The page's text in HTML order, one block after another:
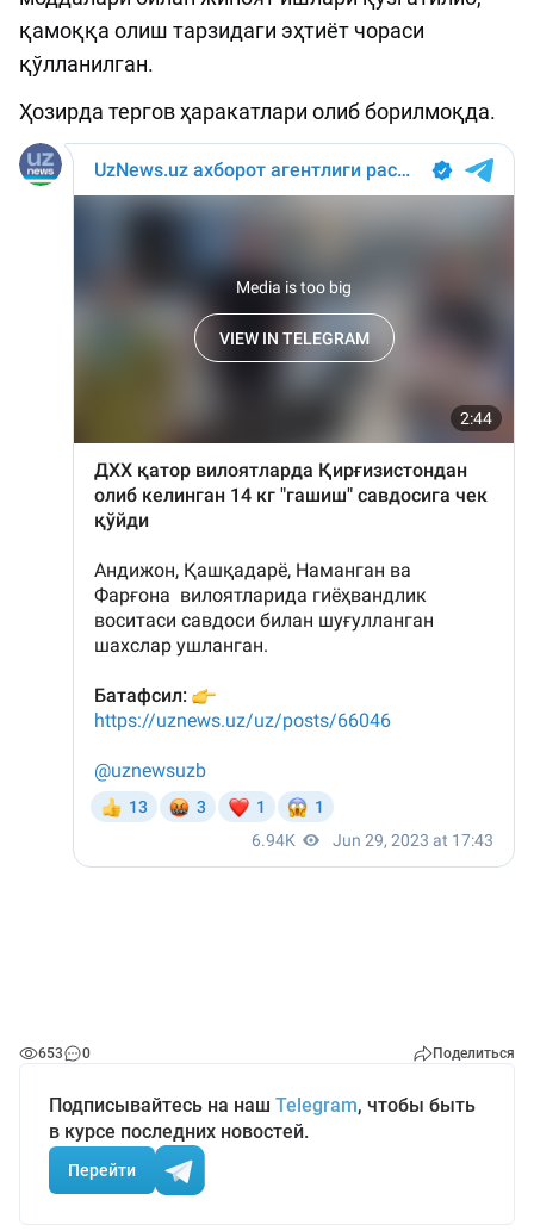
қамоққа олиш тарзидаги эҳтиёт чораси
қўлланилган.
Ҳозирда тергов ҳаракатлари олиб борилмоқда.
653 0 Поделиться
Подписывайтесь на наш Telegram, чтобы быть
в курсе последних новостей.
Перейти